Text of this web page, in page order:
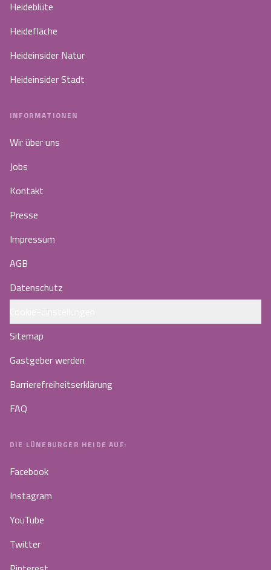
Heideblüte
Heidefläche
Heideinsider Natur
Heideinsider Stadt
INFORMATIONEN
Wir über uns
Jobs
Kontakt
Presse
Impressum
AGB
Datenschutz
Sitemap
Gastgeber werden
Barrierefreiheitserklärung
FAQ
DIE LÜNEBURGER HEIDE AUF:
Facebook
Instagram
YouTube
Twitter